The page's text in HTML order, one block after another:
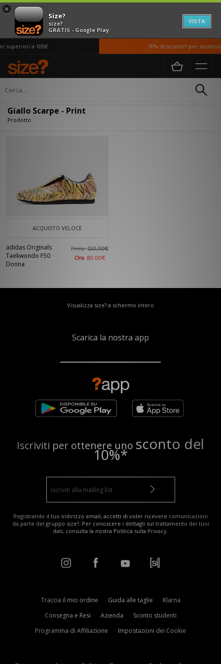
×
Size?
size?
GRATIS - Google Play
VISTA
a 100€ 10% di sconto* per studenti
Home Donna
Giallo Scarpe - Print
Prodotto
ACQUISTO VELOCE
adidas Originals
Taekwondo F50
Donna
Prima120,00€
Ora 80,00€
Visualizza size? a schermo intero
Scarica la nostra app
Iscriviti per ottenere uno sconto del
10%*
Registrando il tuo indirizzo email, accetti di voler ricevere comunicazioni
da parte del gruppo size?. Per conoscere i dettagli sul trattamento dei tuoi
dati, consulta la nostra Politica sulla Privacy.
Traccia il mio ordine Guida alle taglie
Klarna
Consegna e Resi
Azienda
Sconto studenti
Programma di Affiliazione
Impostazioni dei Cookie